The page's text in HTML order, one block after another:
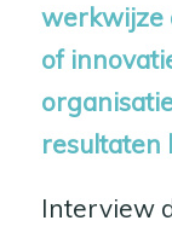
werkwijze
of
resultaten
Interview